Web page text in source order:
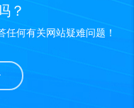
？
何有关网站疑难问题！